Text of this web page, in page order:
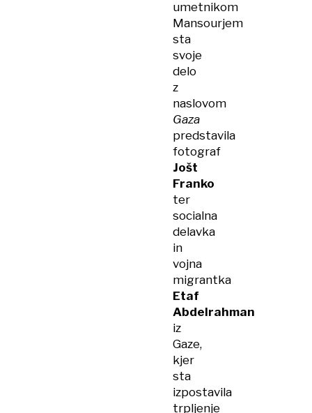
umetnikom
Mansourjem
sta
svoje
delo
z
naslovom
Gaza
predstavila
fotograf
Jošt
Franko
ter
socialna
delavka
in
vojna
migrantka
Etaf
Abdelrahman
iz
Gaze,
kjer
sta
izpostavila
trpljenje